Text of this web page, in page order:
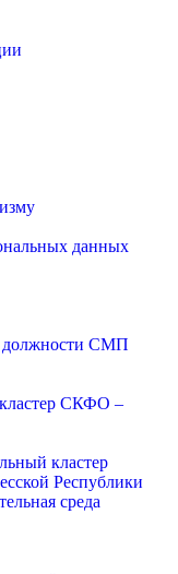
данных
должности СМП
СКФО –
кластер
Республики
среда